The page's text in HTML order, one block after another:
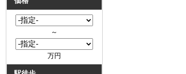
来店予約
お気に入り物件
会員登録
～
万円